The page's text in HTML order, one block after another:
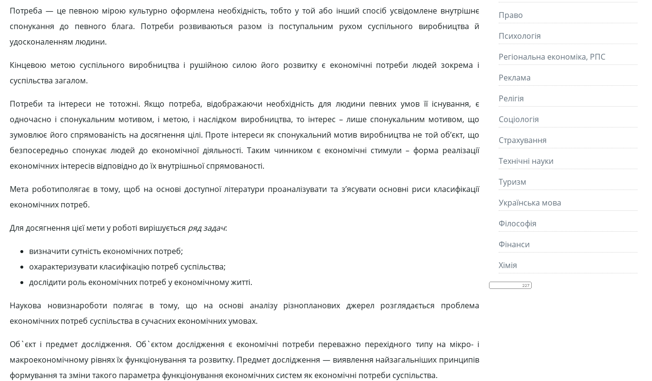
Потреба — це певною мірою культурно оформлена необхідність, тобто у той або інший спосіб усвідомлене внутрішнє
спонукання до певного блага. Потреби розвиваються разом із поступальним рухом суспільного виробництва й
удосконаленням людини.
Кінцевою метою суспільного виробництва і рушійною силою його розвитку є економічні потреби людей зокрема і
суспільства загалом.
Потреби та інтереси не тотожні. Якщо потреба, відображаючи необхідність для людини певних умов її існування, є
одночасно і спонукальним мотивом, і метою, і наслідком виробництва, то інтерес – лише спонукальним мотивом, що
зумовлює його спрямованість на досягнення цілі. Проте інтереси як спонукальний мотив виробництва не той об’єкт, що
безпосередньо спонукає людей до економічної діяльності. Таким чинником є економічні стимули – форма реалізації
економічних інтересів відповідно до їх внутрішньої спрямованості.
Мета роботиполягає в тому, щоб на основі доступної літератури проаналізувати та з’ясувати основні риси класифікації
економічних потреб.
Для досягнення цієї мети у роботі вирішується ряд задач:
визначити сутність економічних потреб;
охарактеризувати класифікацію потреб суспільства;
дослідити роль економічних потреб у економічному житті.
Наукова новизнароботи полягає в тому, що на основі аналізу різнопланових джерел розглядається проблема
економічних потреб суспільства в сучасних економічних умовах.
Об`єкт і предмет дослідження. Об`єктом дослідження є економічні потреби переважно перехідного типу на мікро- і
макроекономічному рівнях їх функціонування та розвитку. Предмет дослідження — виявлення найзагальніших принципів
формування та зміни такого параметра функціонування економічних систем як економічні потреби суспільства.
Право
Психологія
Регіональна економіка, РПС
Реклама
Релігія
Соціологія
Страхування
Технічні науки
Туризм
Українська мова
Філософія
Фінанси
Хімія